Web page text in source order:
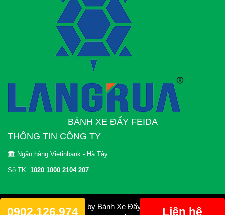
0902.126.974 Liên hệ
BÁNH XE ĐẨY FEIDA
THÔNG TIN CÔNG TY
Ngân hàng Vietinbank - Hà Tây
Số TK :1020 1000 2104 207
© 2012 Copyright by Bánh Xe Đẩy FEIDA. All rights